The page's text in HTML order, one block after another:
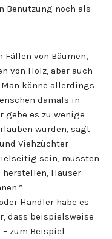
Benutzung noch als
Fällen von Bäumen,
von Holz, aber auch
könne allerdings
damals in
gebe es zu wenige
würden, sagt
Viehzüchter
sein, mussten
Häuser
Händler habe es
dass beispielsweise
zum Beispiel